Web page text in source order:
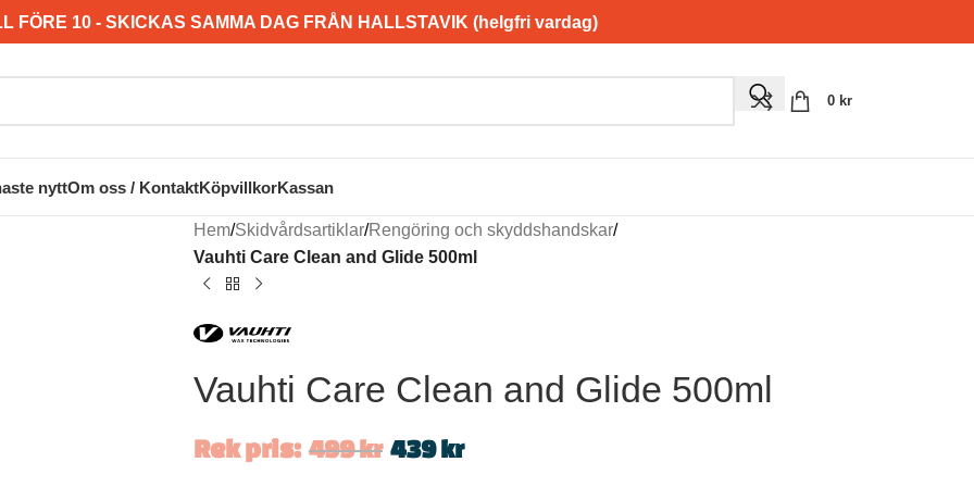
FÖRE 10 - SKICKAS SAMMA DAG FRÅN HALLSTAVIK (helgfri vardag)
0 kr
nyttOm oss / KontaktKöpvillkorKassan
Hem/Skidvårdsartiklar/Rengöring och skyddshandskar/
Vauhti Care Clean and Glide 500ml
Vauhti Care Clean and Glide 500ml
Rek pris: 499kr 439kr